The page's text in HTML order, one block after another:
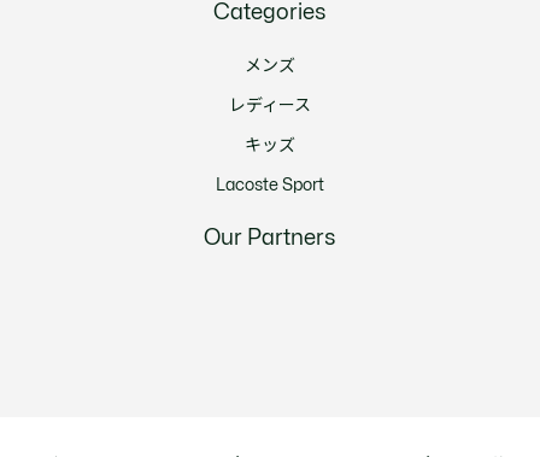
Categories
メンズ
レディース
キッズ
Lacoste Sport
Our Partners